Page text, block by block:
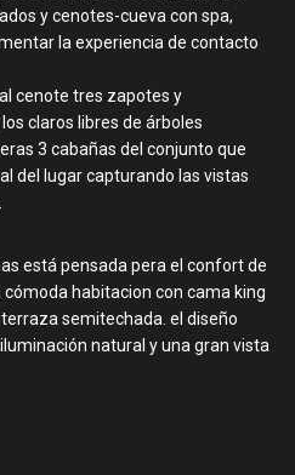
y cenotes-cueva con spa,
la experiencia de contacto
cenote tres zapotes y
claros libres de árboles
3 cabañas del conjunto que
del lugar capturando las vistas
está pensada pera el confort de
cómoda habitacion con cama king
semitechada. el diseño
natural y una gran vista